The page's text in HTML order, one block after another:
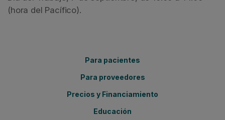
(hora del Pacífico).
Para pacientes
Para proveedores
Precios y Financiamiento
Educación